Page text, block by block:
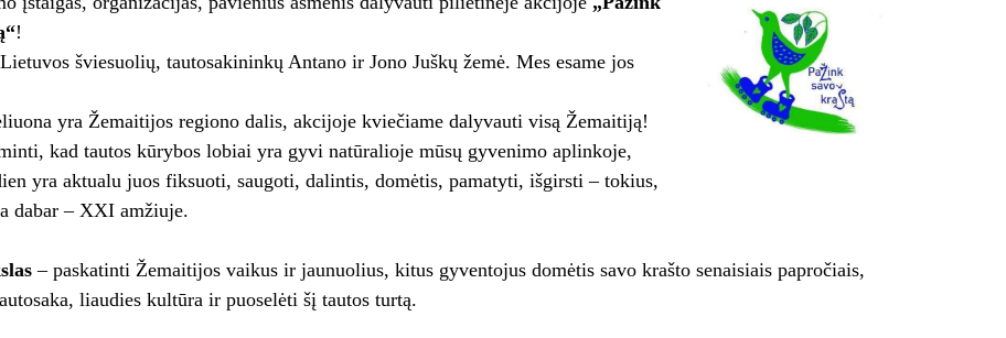
!
šviesuolių, tautosakininkų Antano ir Jono Juškų žemė. Mes esame jos
yra Žemaitijos regiono dalis, akcijoje kviečiame dalyvauti visą Žemaitiją!
kad tautos kūrybos lobiai yra gyvi natūralioje mūsų gyvenimo aplinkoje,
yra aktualu juos fiksuoti, saugoti, dalintis, domėtis, pamatyti, išgirsti – tokius,
dabar – XXI amžiuje.
– paskatinti Žemaitijos vaikus ir jaunuolius, kitus gyventojus domėtis savo krašto senaisiais papročiais,
liaudies kultūra ir puoselėti šį tautos turtą.